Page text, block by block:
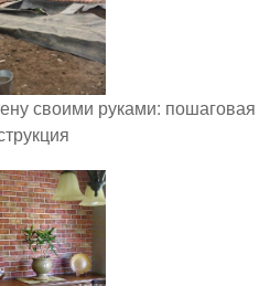
своими руками: пошаговая